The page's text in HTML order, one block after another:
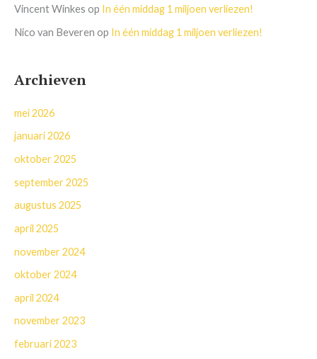
Vincent Winkes op In één middag 1 miljoen verliezen!
Nico van Beveren op In één middag 1 miljoen verliezen!
Archieven
mei 2026
januari 2026
oktober 2025
september 2025
augustus 2025
april 2025
november 2024
oktober 2024
april 2024
november 2023
februari 2023